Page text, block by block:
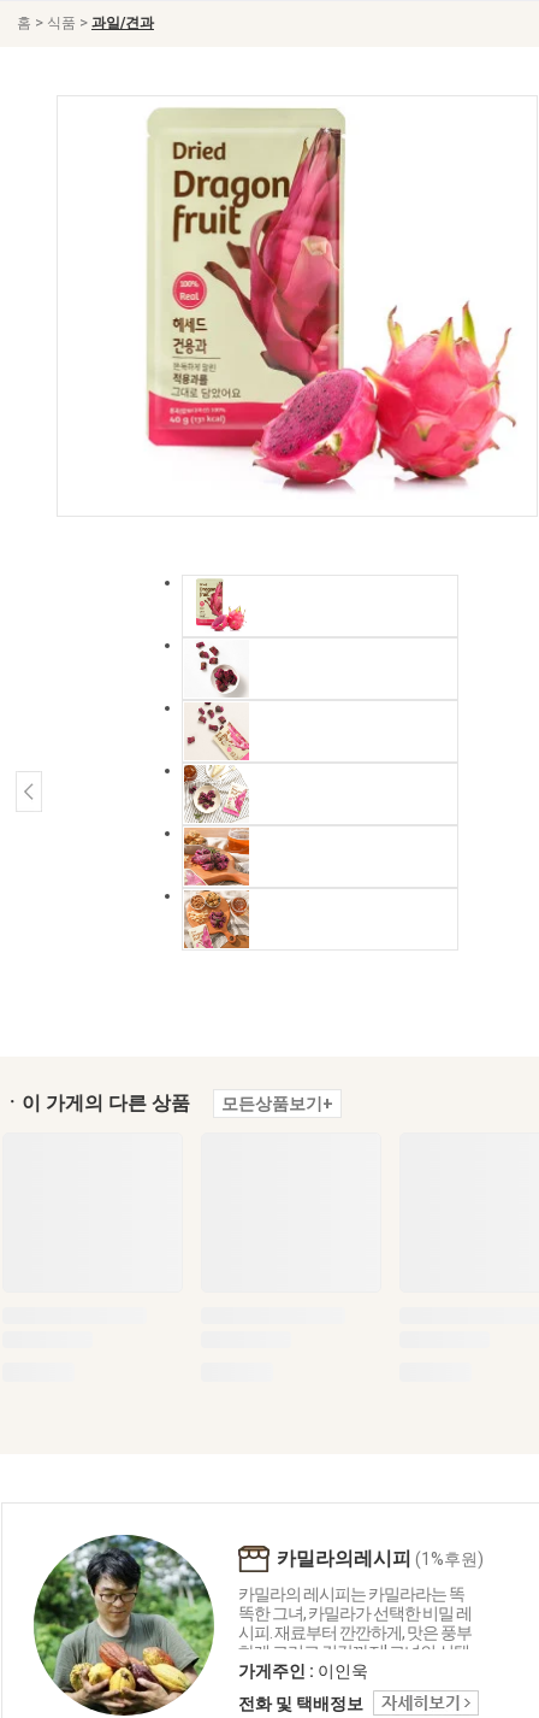
홈 > 식품 > 과일/견과
ㆍ이 가게의 다른 상품 모든상품보기+
카밀라의레시피 (1%후원)
카밀라의 레시피는 카밀라라는 똑
똑한 그녀, 카밀라가 선택한 비밀 레
시피. 재료부터 깐깐하게, 맛은 풍부
하게 그리고 건강까지! 그녀의 선택
은 늘 우리를 행복하게 만든다는 이
야기를 담은 곳입니다..
가게주인 : 이인욱
전화 및 택배정보